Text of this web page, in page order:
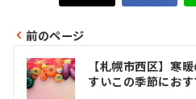
投
稿
前のページ
【札幌市西区】寒
すいこの季節にお